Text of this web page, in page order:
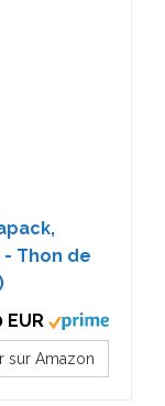
Thon de
EUR
sur Amazon